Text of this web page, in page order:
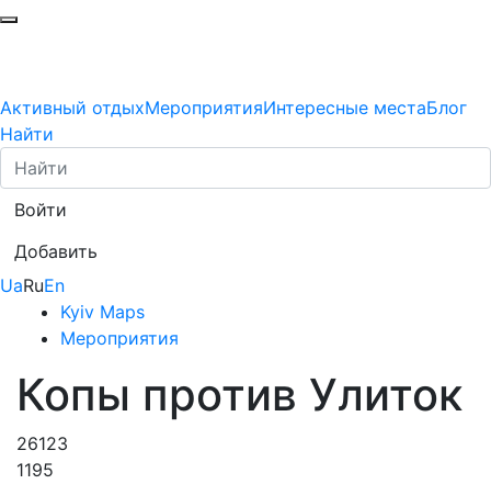
Активный отдыхМероприятияИнтересные местаБлог
Найти
Войти
Добавить
UaRuEn
Kyiv Maps
Мероприятия
Копы против Улиток
26123
1195